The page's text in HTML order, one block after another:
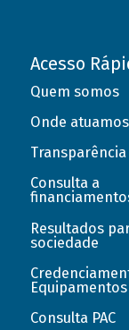
Acesso
Quem somos
Onde atuamos
Transparência
Consulta a
Resultados
sociedade
Equipamentos
Consulta PAC